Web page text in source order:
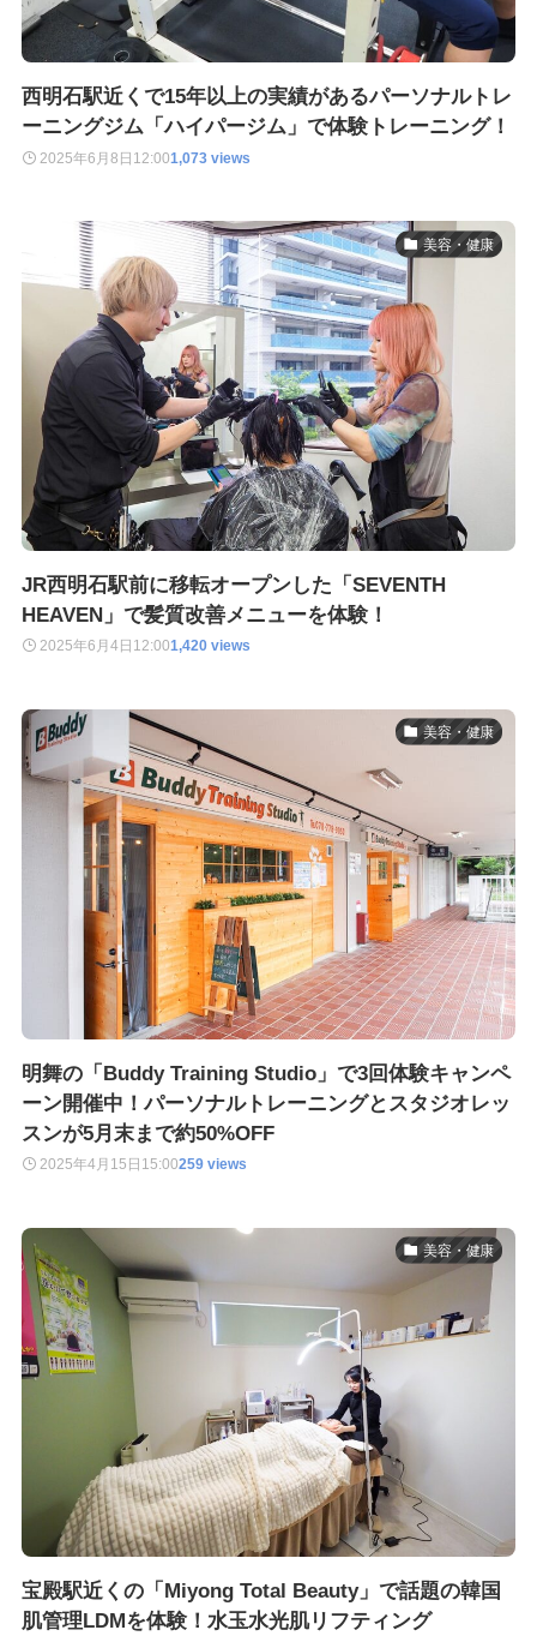
西明石駅近くで15年以上の実績があるパーソナルトレ
ーニングジム「ハイパージム」で体験トレーニング！
2025年6月8日 12:001,073 views
美容・健康
JR西明石駅前に移転オープンした「SEVENTH
HEAVEN」で髪質改善メニューを体験！
2025年6月4日 12:001,420 views
美容・健康
明舞の「Buddy Training Studio」で3回体験キャンペ
ーン開催中！パーソナルトレーニングとスタジオレッ
スンが5月末まで約50%OFF
2025年4月15日 15:00259 views
美容・健康
宝殿駅近くの「Miyong Total Beauty」で話題の韓国
肌管理LDMを体験！水玉水光肌リフティング